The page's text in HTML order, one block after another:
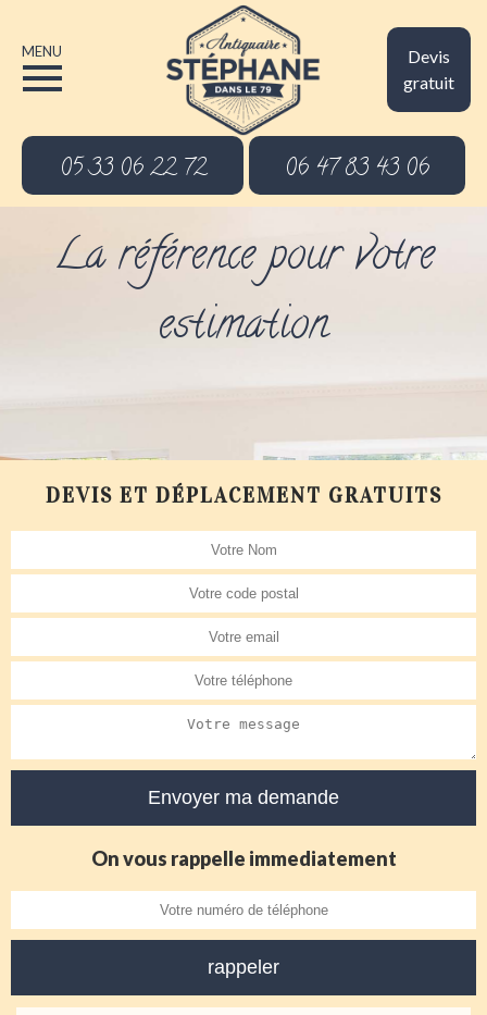
Devis
gratuit
MENU
05 33 06 22 72 06 47 83 43 06
La référence pour votre
estimation
DEVIS ET DÉPLACEMENT GRATUITS
On vous rappelle immediatement